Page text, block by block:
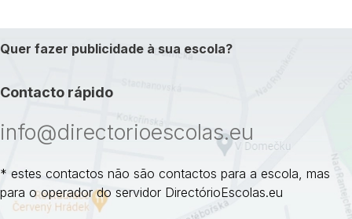
Quer fazer publicidade à sua escola?
Contacto rápido
info@directorioescolas.eu
* estes contactos não são contactos para a escola, mas
para o operador do servidor DirectórioEscolas.eu